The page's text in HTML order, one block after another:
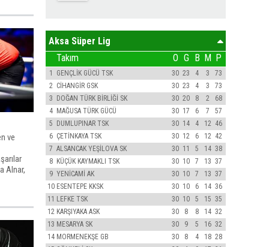
ve
Alnar,
Aksa Süper Lig
Takım
O G B M P
1 GENÇLİK GÜCÜ TSK 30 23 4 3
73
2 CİHANGİR GSK 30 23 4 3
73
3 DOĞAN TÜRK BİRLİĞİ SK 30 20 8 2
68
4 MAĞUSA TÜRK GÜCÜ 30 17 6 7
57
5 DUMLUPINAR TSK 30 14 4 12 46
6 ÇETİNKAYA TSK 30 12 6 12 42
7 ALSANCAK YEŞİLOVA SK 30 11 5 14 38
8 KÜÇÜK KAYMAKLI TSK 30 10 7 13 37
9 YENİCAMİ AK 30 10 7 13 37
10 ESENTEPE KKSK 30 10 6 14 36
11 LEFKE TSK 30 10 5 15 35
12 KARŞIYAKA ASK 30 8 8 14 32
13 MESARYA SK 30 9 5 16 32
14 MORMENEKŞE GB 30 8 4 18 28